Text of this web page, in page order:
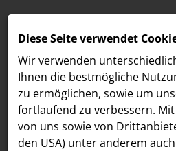
Diese Seite verwendet
Wir verwenden
Ihnen die best­mögliche
zu ermöglichen, sowie um
fortlaufend zu verbessern.
von uns sowie von
den USA) unter anderem auch